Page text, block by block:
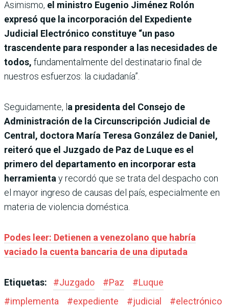
Asimismo, el ministro Eugenio Jiménez Rolón
expresó que la incorporación del Expediente
Judicial Electrónico constituye “un paso
trascendente para responder a las necesidades de
todos, fundamentalmente del destinatario final de
nuestros esfuerzos: la ciudadanía”.
Seguidamente, la presidenta del Consejo de
Administración de la Circunscripción Judicial de
Central, doctora María Teresa González de Daniel,
reiteró que el Juzgado de Paz de Luque es el
primero del departamento en incorporar esta
herramienta y recordó que se trata del despacho con
el mayor ingreso de causas del país, especialmente en
materia de violencia doméstica.
Podes leer: Detienen a venezolano que habría
vaciado la cuenta bancaria de una diputada
Etiquetas: #Juzgado #Paz #Luque
#implementa #expediente #judicial #electrónico